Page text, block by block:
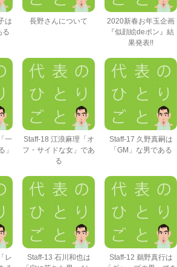
は
る
長野さんについて
2020新春お年玉企画
『似顔絵deポン』結
果発表!!
一
」
Staff-18 江浪麻理「オ
フ・サイドな女」であ
る
Staff-17 久野真嗣は
「GM」な男である
レ
Staff-13 石川和也は
Staff-12 鵜野真行は